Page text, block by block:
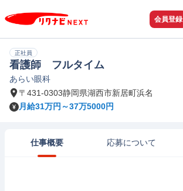
会員登録
正社員
看護師 フルタイム
あらい眼科
〒431-0303静岡県湖西市新居町浜名
月給31万円～37万5000円
仕事概要 応募について